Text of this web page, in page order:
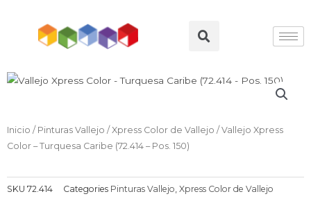
contenido
Search
Inicio / Pinturas Vallejo / Xpress Color de Vallejo / Vallejo Xpress
Color – Turquesa Caribe (72.414 – Pos. 150)
SKU 72.414 Categories Pinturas Vallejo, Xpress Color de Vallejo